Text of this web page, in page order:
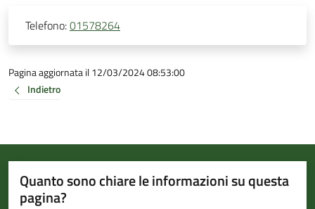
Telefono:01578264
Pagina aggiornata il 12/03/2024 08:53:00
Indietro
Quanto sono chiare le informazioni su questa
pagina?